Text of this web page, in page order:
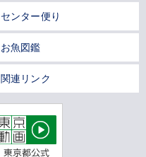
センター便り
お魚図鑑
関連リンク